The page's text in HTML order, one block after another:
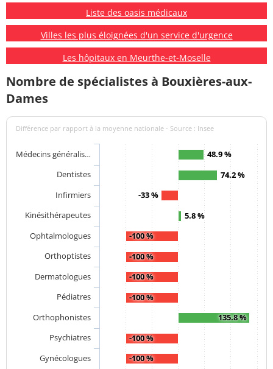
Liste des oasis médicaux
Villes les plus éloignées d'un service d'urgence
Les hôpitaux en Meurthe-et-Moselle
Nombre de spécialistes à Bouxières-aux-
Dames
Différence par rapport à la moyenne nationale - Source : Insee
48.9 %
74.2 %
-33 %
5.8 %
-100 %
-100 %
-100 %
-100 %
135.8 %
-100 %
-100 %
Médecins généralis…
Dentistes
Infirmiers
Kinésithérapeutes
Ophtalmologues
Orthoptistes
Dermatologues
Pédiatres
Orthophonistes
Psychiatres
Gynécologues